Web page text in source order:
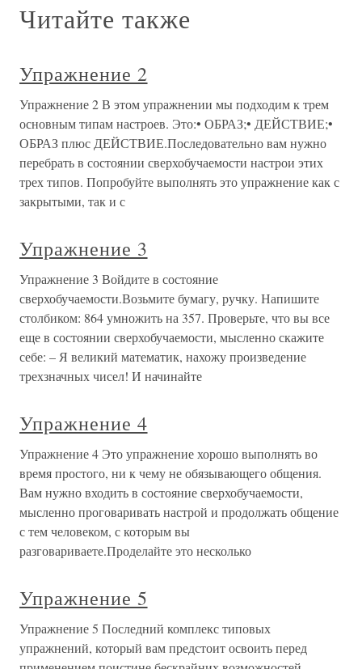
Читайте также
Упражнение 2
Упражнение 2 В этом упражнении мы подходим к трем
основным типам настроев. Это:• ОБРАЗ;• ДЕЙСТВИЕ;•
ОБРАЗ плюс ДЕЙСТВИЕ.Последовательно вам нужно
перебрать в состоянии сверхобучаемости настрои этих
трех типов. Попробуйте выполнять это упражнение как с
закрытыми, так и с
Упражнение 3
Упражнение 3 Войдите в состояние
сверхобучаемости.Возьмите бумагу, ручку. Напишите
столбиком: 864 умножить на 357. Проверьте, что вы все
еще в состоянии сверхобучаемости, мысленно скажите
себе: – Я великий математик, нахожу произведение
трехзначных чисел! И начинайте
Упражнение 4
Упражнение 4 Это упражнение хорошо выполнять во
время простого, ни к чему не обязывающего общения.
Вам нужно входить в состояние сверхобучаемости,
мысленно проговаривать настрой и продолжать общение
с тем человеком, с которым вы
разговариваете.Проделайте это несколько
Упражнение 5
Упражнение 5 Последний комплекс типовых
упражнений, который вам предстоит освоить перед